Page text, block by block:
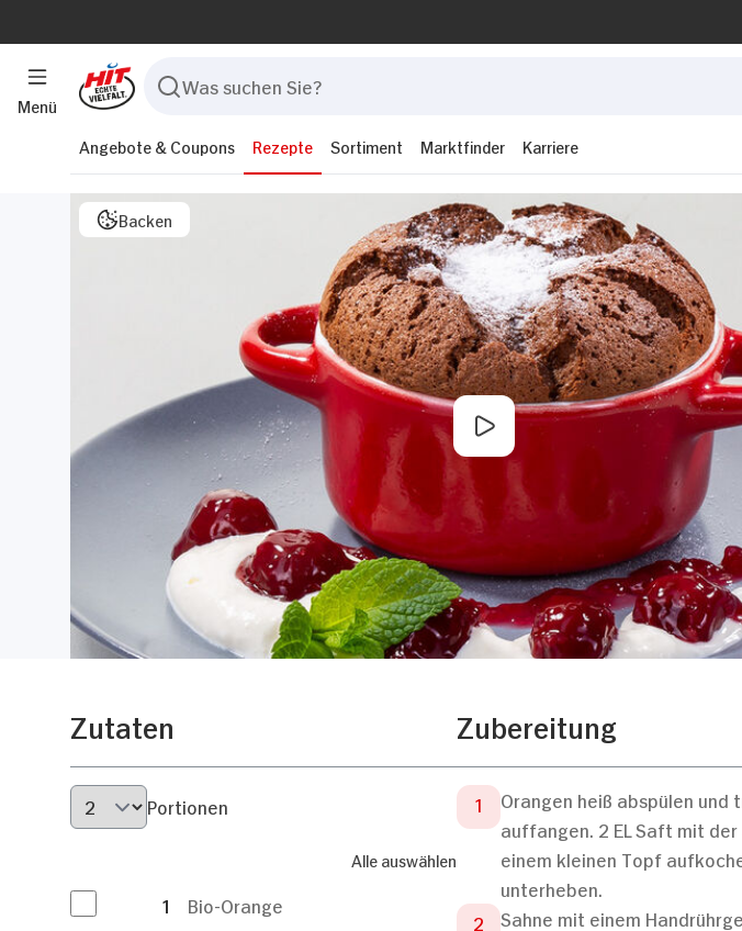
Menü
Angebote & Coupons Rezepte Sortiment Marktfinder Karriere
Backen
Zutaten
Portionen
Alle auswählen
1
Bio-Orange
Zubereitung
Orangen heiß abspülen
auffangen. 2 EL Saft mit
einem kleinen Topf
unterheben.
Sahne mit einem